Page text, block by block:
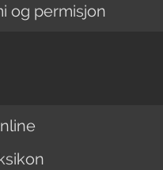
og permisjon